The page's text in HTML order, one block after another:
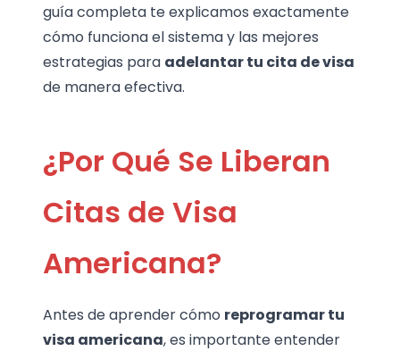
guía completa te explicamos exactamente
cómo funciona el sistema y las mejores
estrategias para adelantar tu cita de visa
de manera efectiva.
¿Por Qué Se Liberan
Citas de Visa
Americana?
Antes de aprender cómo reprogramar tu
visa americana, es importante entender